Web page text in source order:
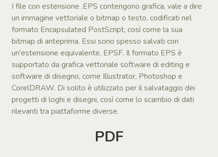
I file con estensione .EPS contengono grafica, vale a dire
un immagine vettoriale o bitmap o testo, codificati nel
formato Encapsulated PostScript, così come la sua
bitmap di anteprima. Essi sono spesso salvati con
un'estensione equivalente, EPSF. Il formato EPS è
supportato da grafica vettoriale software di editing e
software di disegno, come Illustrator, Photoshop e
CorelDRAW. Di solito è utilizzato per il salvataggio dei
progetti di loghi e disegni, così come lo scambio di dati
rilevanti tra piattaforme diverse.
PDF